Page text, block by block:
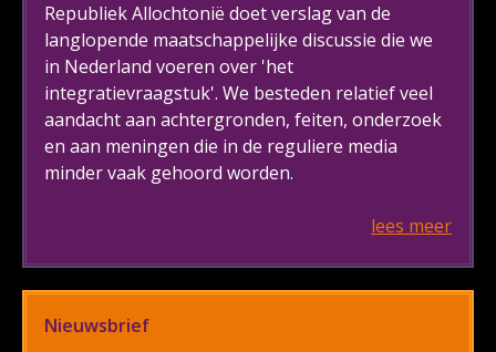
Republiek Allochtonië doet verslag van de
langlopende maatschappelijke discussie die we
in Nederland voeren over 'het
integratievraagstuk'. We besteden relatief veel
aandacht aan achtergronden, feiten, onderzoek
en aan meningen die in de reguliere media
minder vaak gehoord worden.
lees meer
Nieuwsbrief